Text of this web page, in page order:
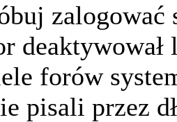
deaktywował
forów
pisali przez